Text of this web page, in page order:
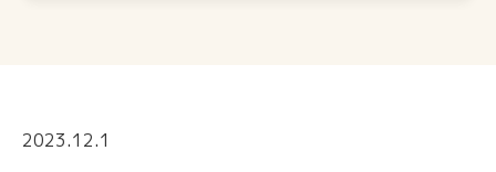
2023.12.1